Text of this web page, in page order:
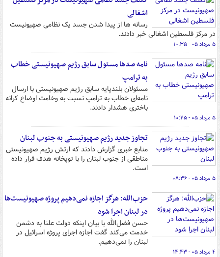
اشغالی
رسانه ها از پیدا شدن جسد یک نظامی صهیونیست
در مرکز فلسطین اشغالی خبر دادند.
۵ مرداد ۰۵ - ۱۰:۳۵
نامه صدها مسئول سابق رژیم صهیونیستی خطاب
به ترامپ
مسئولان بلندپایه سابق رژیم صهیونیستی با ارسال
نامه‌ای خطاب به ترامپ نسبت به وخامت اوضاع کرانه
باختری هشدار دادند.
۵ مرداد ۰۵ - ۱۰:۲۵
تجاوز جدید رژیم صهیونیستی به جنوب لبنان
منابع خبری گزارش دادند که ارتش رژیم صهیونیستی
مناطقی از جنوب لبنان را با توپخانه هدف قرار داده
است.
۵ مرداد ۰۵ - ۰۸:۳۶
حزب‌الله: هرگز اجازه نمی‌دهیم پروژه صهیونیست‌ها
در لبنان اجرا شود
حسن فضل‌الله با بیان اینکه دولت علنا به دشمن
خدمت می‌کند گفت اجازه اجرای پروژه اسرائیل در
لبنان را نمی‌دهیم.
۴ مرداد ۰۵ - ۱۴:۴۳